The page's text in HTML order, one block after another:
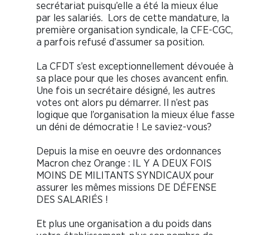
secrétariat puisqu’elle a été la mieux élue
par les salariés. Lors de cette mandature, la
première organisation syndicale, la CFE-CGC,
a parfois refusé d’assumer sa position.
La CFDT s’est exceptionnellement dévouée à
sa place pour que les choses avancent enfin.
Une fois un secrétaire désigné, les autres
votes ont alors pu démarrer. Il n’est pas
logique que l’organisation la mieux élue fasse
un déni de démocratie ! Le saviez-vous?
Depuis la mise en oeuvre des ordonnances
Macron chez Orange : IL Y A DEUX FOIS
MOINS DE MILITANTS SYNDICAUX pour
assurer les mêmes missions DE DÉFENSE
DES SALARIÉS !
Et plus une organisation a du poids dans